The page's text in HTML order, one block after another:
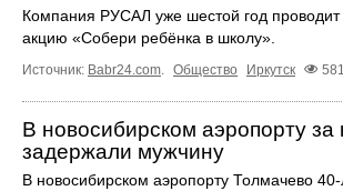
Компания РУСАЛ уже шестой год проводит
акцию «Собери ребёнка в школу».
Источник: Babr24.com. Общество Иркутск 581
В новосибирском аэропорту за
задержали мужчину
В новосибирском аэропорту Толмачево